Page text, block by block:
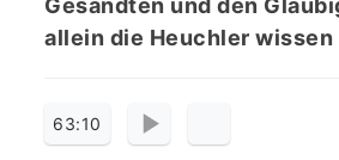
allein die Heuchler wissen
63:10